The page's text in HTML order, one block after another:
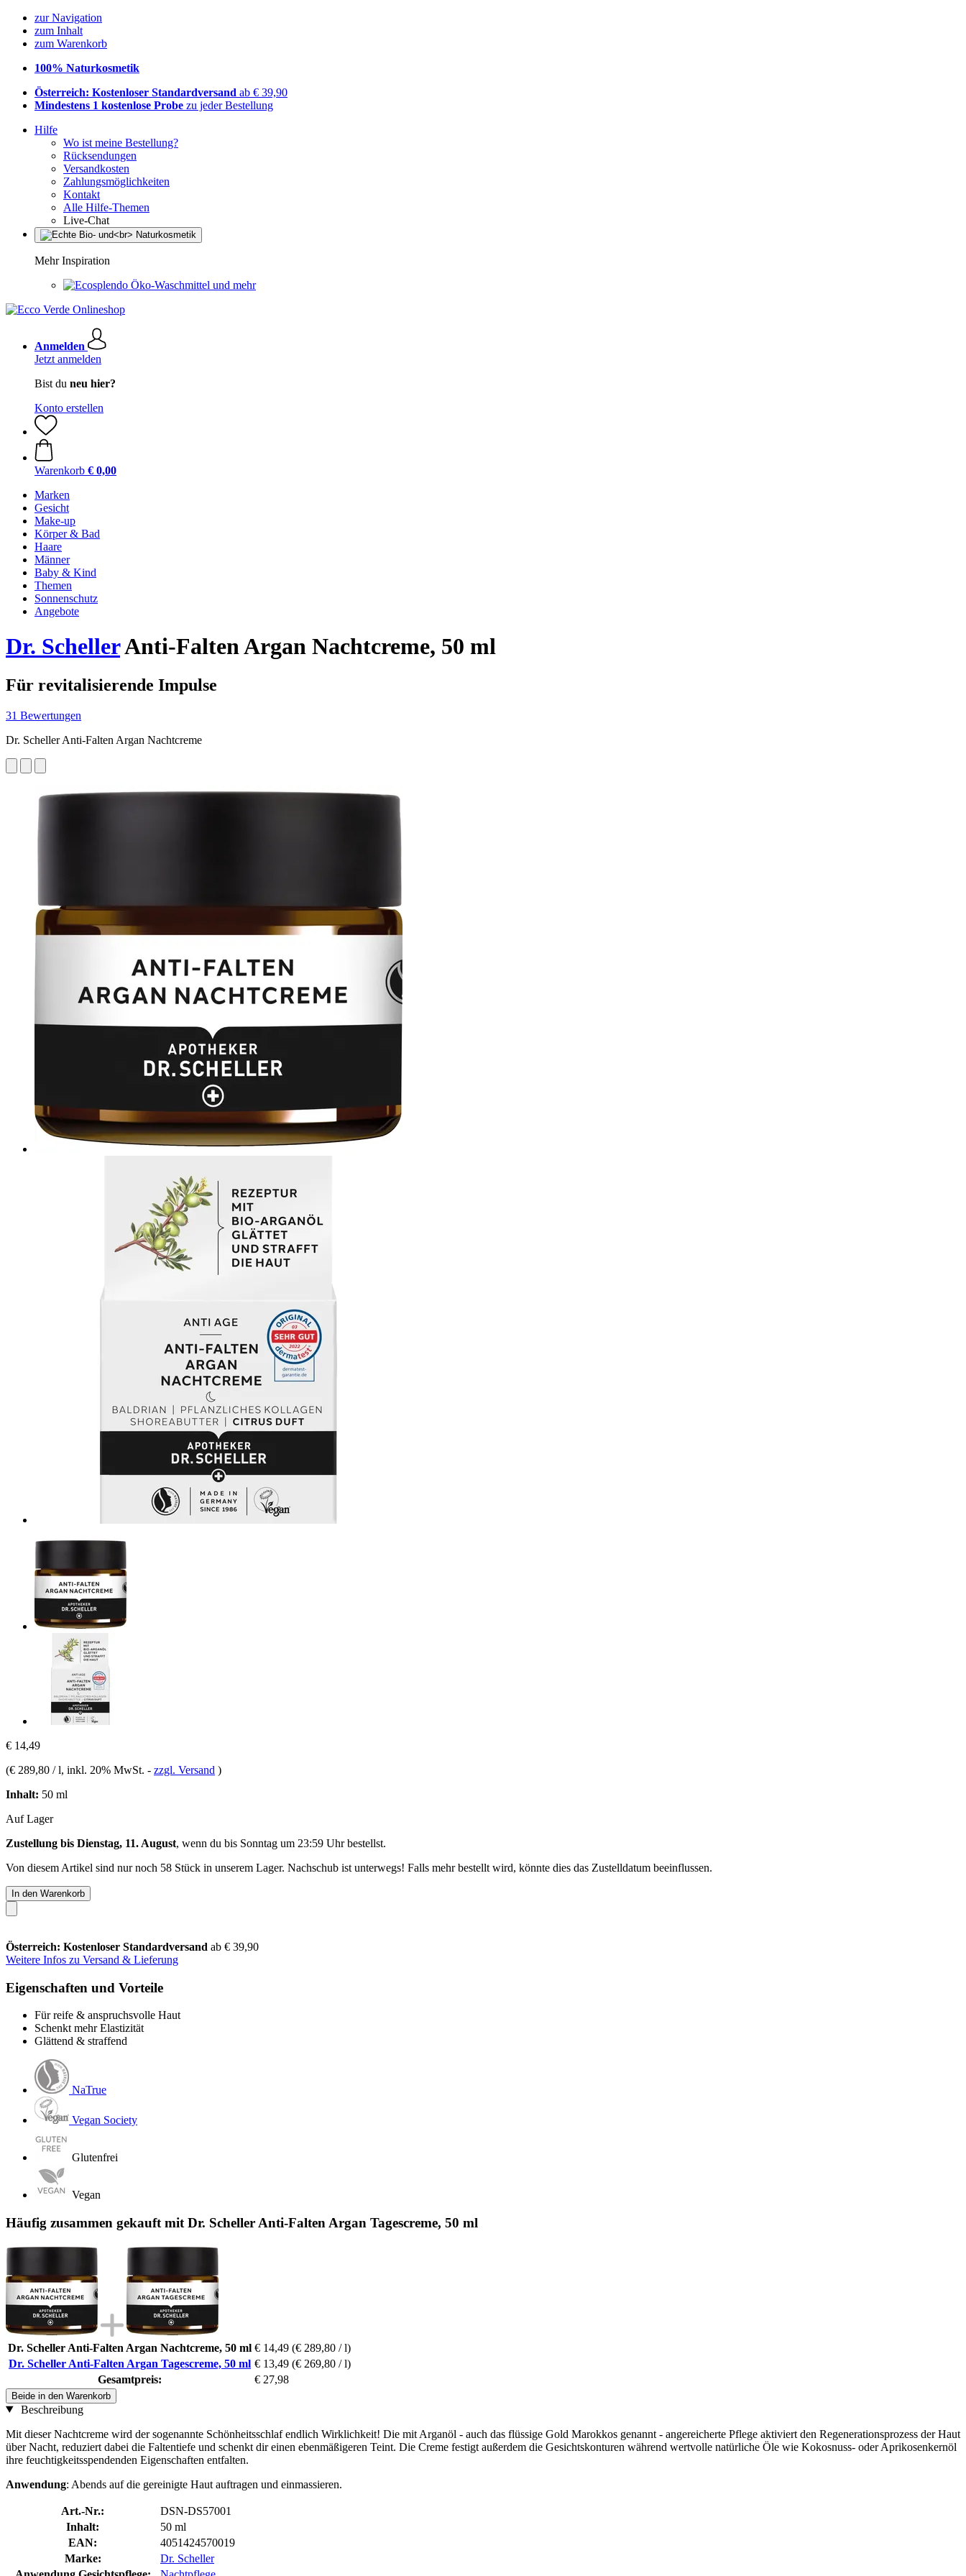
zur Navigation
zum Inhalt
zum Warenkorb
100% Naturkosmetik
Österreich: Kostenloser Standardversand ab € 39,90
Mindestens 1 kostenlose Probe zu jeder Bestellung
Hilfe
Wo ist meine Bestellung?
Rücksendungen
Versandkosten
Zahlungsmöglichkeiten
Kontakt
Alle Hilfe-Themen
Live-Chat
Mehr Inspiration
Öko-Waschmittel und mehr
Anmelden
Jetzt anmelden
Bist du neu hier?
Konto erstellen
Warenkorb € 0,00
Marken
Gesicht
Make-up
Körper & Bad
Haare
Männer
Baby & Kind
Themen
Sonnenschutz
Angebote
Dr. SchellerAnti-Falten Argan Nachtcreme, 50 ml
Für revitalisierende Impulse
31 Bewertungen
Dr. Scheller Anti-Falten Argan Nachtcreme
€ 14,49
(€ 289,80 / l, inkl. 20% MwSt. - zzgl. Versand )
Inhalt: 50 ml
Auf Lager
Zustellung bis Dienstag, 11. August, wenn du bis Sonntag um 23:59 Uhrbestellst.
Von diesem Artikel sind nur noch 58 Stück in unserem Lager. Nachschub ist unterwegs! Falls mehr bestellt wird, könnte dies das Zustelldatum beeinflussen.
In den Warenkorb
Österreich: Kostenloser Standardversand ab € 39,90
Weitere Infos zu Versand & Lieferung
Eigenschaften und Vorteile
Für reife & anspruchsvolle Haut
Schenkt mehr Elastizität
Glättend & straffend
NaTrue
Vegan Society
Glutenfrei
Vegan
Häufig zusammen gekauft mit Dr. Scheller Anti-Falten Argan Tagescreme, 50 ml
Dr. Scheller Anti-Falten Argan Nachtcreme, 50 ml € 14,49 (€ 289,80 / l)
Dr. Scheller Anti-Falten Argan Tagescreme, 50 ml € 13,49 (€ 269,80 / l)
Gesamtpreis:
€ 27,98
Beide in den Warenkorb
Beschreibung
Mit dieser Nachtcreme wird der sogenannte Schönheitsschlaf endlich Wirklichkeit! Die mit Arganöl - auch das flüssige Gold Marokkos genannt - angereicherte Pflege aktiviert den Regenerationsprozess der Haut
über Nacht, reduziert dabei die Faltentiefe und schenkt dir einen ebenmäßigeren Teint. Die Creme festigt außerdem die Gesichtskonturen während wertvolle natürliche Öle wie Kokosnuss- oder Aprikosenkernöl
ihre feuchtigkeitsspendenden Eigenschaften entfalten.
Anwendung: Abends auf die gereinigte Haut auftragen und einmassieren.
Art.-Nr.:
DSN-DS57001
Inhalt:
50 ml
EAN:
4051424570019
Marke:
Dr. Scheller